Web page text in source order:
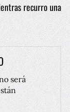
recurro una
será